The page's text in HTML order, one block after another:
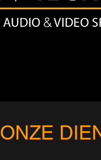
ONZE